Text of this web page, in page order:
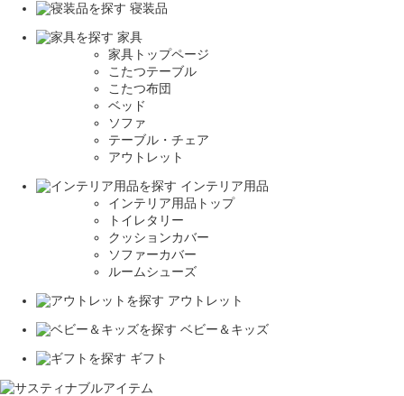
寝装品
家具
家具トップページ
こたつテーブル
こたつ布団
ベッド
ソファ
テーブル・チェア
アウトレット
インテリア用品
インテリア用品トップ
トイレタリー
クッションカバー
ソファーカバー
ルームシューズ
アウトレット
ベビー＆キッズ
ギフト